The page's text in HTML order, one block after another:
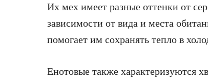
Их мех имеет разные оттенки от
зависимости от вида и места
помогает им сохранять тепло в
Енотовые также характеризуются